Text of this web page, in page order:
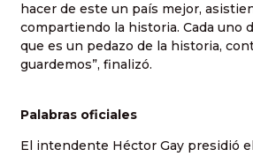
hacer de este un país mejor,
compartiendo la historia. Cada uno
que es un pedazo de la historia,
guardemos”, finalizó.
Palabras oficiales
El intendente Héctor Gay presidió